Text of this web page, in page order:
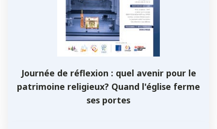
Journée de réflexion : quel avenir pour le
patrimoine religieux? Quand l'église ferme
ses portes